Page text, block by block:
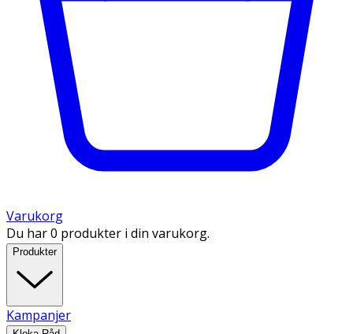
Varukorg
Du har 0 produkter i din varukorg.
Produkter
Kampanjer